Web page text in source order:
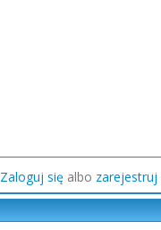
Zaloguj się albo zarejestruj